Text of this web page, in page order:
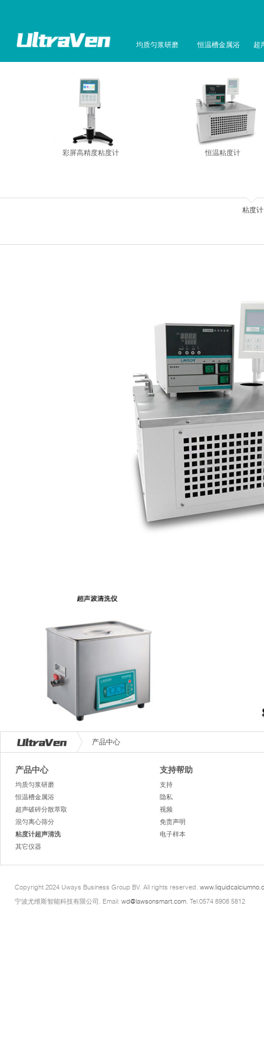
均质匀浆研磨 恒温槽金属浴 超
彩屏高精度粘度计 恒温粘度计
粘度计
产品中心
产品中心
均质匀浆研磨
恒温槽金属浴
超声破碎分散萃取
混匀离心筛分
粘度计超声清洗
其它仪器
支持帮助
支持
隐私
视频
免责声明
电子样本
Copyright 2024 Uways Business Group BV. All rights reserved.
宁波尤维斯智能科技有限公司. Email: wd@lawsonsmart.com . Tel:0574 8908 5812